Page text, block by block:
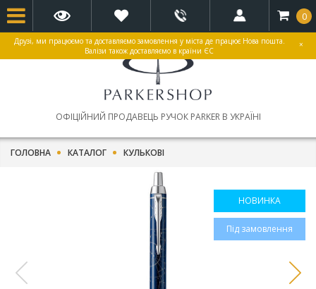
Друзі, ми працюємо та доставляємо замовлення у міста де працює Нова пошта.
Валізи також доставляємо в країни ЄС
×
ОФІЦІЙНИЙ ПРОДАВЕЦЬ РУЧОК PARKER В УКРАЇНІ
0
ГОЛОВНА КАТАЛОГ КУЛЬКОВІ
НОВИНКА
Під замовлення